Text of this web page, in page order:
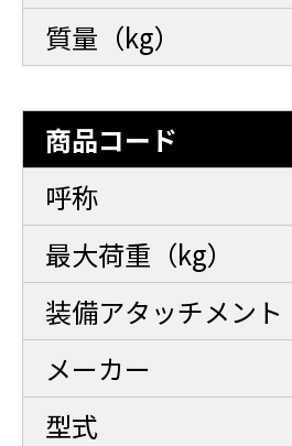
質量（kg）
商品コード
呼称
最大荷重（kg）
装備アタッチメント
メーカー
型式